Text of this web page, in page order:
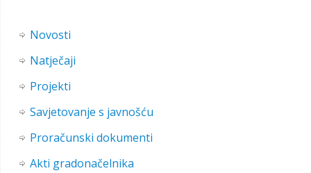
Novosti
Natječaji
Projekti
Savjetovanje s javnošću
Proračunski dokumenti
Akti gradonačelnika